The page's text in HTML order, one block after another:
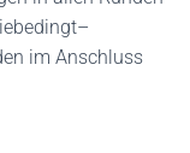
im Anschluss